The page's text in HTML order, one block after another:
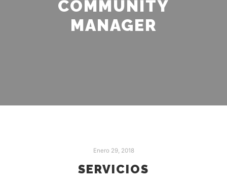
COMMUNITY
MANAGER
Enero 29, 2018
SERVICIOS